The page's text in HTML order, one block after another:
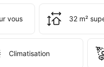
ainsi
votre
vous 32 m²
Climatisation